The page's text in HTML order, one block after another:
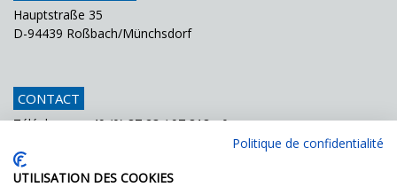
Hauptstraße 35
D-94439 Roßbach/Münchsdorf
CONTACT
Téléphone +49 (0) 87 23 / 97 818 - 0
+49 (0) 87 23 / 97 818 - 70
Courriel
Politique de confidentialité
UTILISATION DES COOKIES